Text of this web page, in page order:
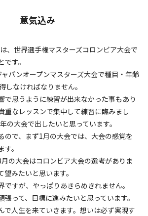
意気込み
、世界選手権マスターズコロンビア大会で
す。
パンオープンマスターズ大会で種目・年齢
しなければなりません。
で思うように練習が出来なかった事もあり
重なレッスンで集中して練習に臨みまし
の大会で出したいと思っています。
ので、まず1月の大会では、大会の感覚を
。
の大会はコロンビア大会の選考がありま
みたいと思います。
ですが、やっぱりあきらめきれません。
って、目標に進みたいと思っています。
で人生を来ていきます。想いは必ず実現す